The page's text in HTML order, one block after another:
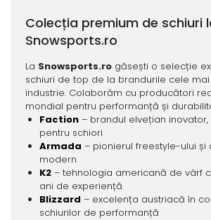
Colecția premium de schiuri
Snowsports.ro
La Snowsports.rogăsești o selecție
schiuri de top de la brandurile cele
industrie. Colaborăm cu producători
mondial pentru performanță și
Faction– brandul elvețian
pentru schiori
Armada – pionierul freestyle-ului și
modern
K2– tehnologia americană de vârf
ani de experiență
Blizzard – excelența austriacă în
schiurilor de performanță